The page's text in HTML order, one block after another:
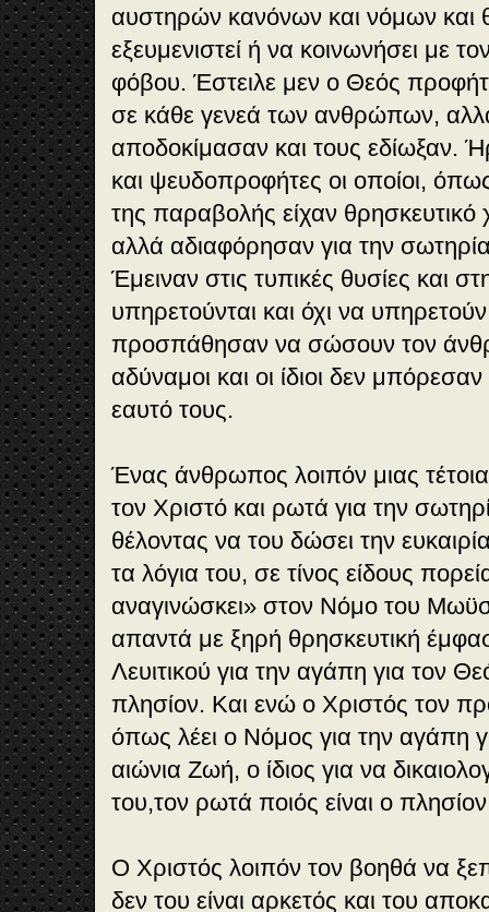
αυστηρών κανόνων και νόμων και
εξευμενιστεί ή να κοινωνήσει με
φόβου. Έστειλε μεν ο Θεός
σε κάθε γενεά των ανθρώπων,
αποδοκίμασαν και τους εδίωξαν.
και ψευδοπροφήτες οι οποίοι,
της παραβολής είχαν
αλλά αδιαφόρησαν για την
Έμειναν στις τυπικές θυσίες και
υπηρετούνται και όχι να
προσπάθησαν να σώσουν τον
αδύναμοι και οι ίδιοι δεν
εαυτό τους.
Ένας άνθρωπος λοιπόν μιας
τον Χριστό και ρωτά για την
θέλοντας να του δώσει την
τα λόγια του, σε τίνος είδους
αναγινώσκει» στον Νόμο του
απαντά με ξηρή θρησκευτική
Λευιτικού για την αγάπη για τον
πλησίον. Και ενώ ο Χριστός τον
όπως λέει ο Νόμος για την αγάπη
αιώνια Ζωή, ο ίδιος για να
του,τον ρωτά ποιός είναι ο
Ο Χριστός λοιπόν τον βοηθά να
δεν του είναι αρκετός και του